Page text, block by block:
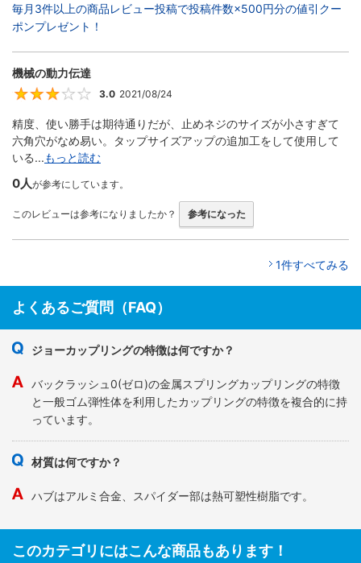
毎月3件以上の商品レビュー投稿で投稿件数×500円分の値引クー
ポンプレゼント！
機械の動力伝達
3
3.0 2021/08/24
精度、使い勝手は期待通りだが、止めネジのサイズが小さすぎて
六角穴がなめ易い。タップサイズアップの追加工をして使用して
いる...もっと読む
0人が参考にしています。
このレビューは参考になりましたか？ 参考になった
1件すべてみる
よくあるご質問（FAQ）
ジョーカップリングの特徴は何ですか？
バックラッシュ0(ゼロ)の金属スプリングカップリングの特徴
と一般ゴム弾性体を利用したカップリングの特徴を複合的に持
っています。
材質は何ですか？
ハブはアルミ合金、スパイダー部は熱可塑性樹脂です。
このカテゴリにはこんな商品もあります！